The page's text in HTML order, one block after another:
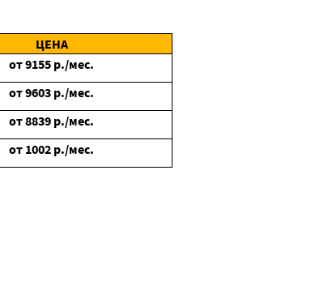
ЦЕНА
от9155 р./мес.
от9603 р./мес.
от8839 р./мес.
от 1002 р./мес.